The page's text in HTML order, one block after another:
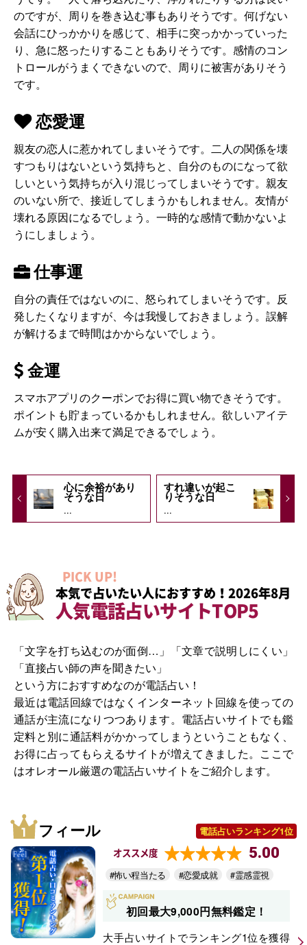
のですが、周りを巻き込む事もありそうです。何げない
会話にひっかかりを感じて、相手に突っかかっていった
り、急に怒ったりすることもありそうです。感情のコン
トロールがうまくできないので、周りに被害がありそう
です。
恋愛運
親友の恋人に惹かれてしまいそうです。二人の関係を壊
すつもりはないという気持ちと、自分のものになって欲
しいという気持ちが入り混じってしまいそうです。親友
のいない所で、接近してしまうかもしれません。友情が
壊れる原因になるでしょう。一時的な感情で動かないよ
うにしましょう。
仕事運
自分の責任ではないのに、怒られてしまいそうです。反
発したくなりますが、今は我慢しておきましょう。誤解
が解けるまで時間はかからないでしょう。
金運
スマホアプリのクーポンでお得に買い物できそうです。
ポイントも貯まっているかもしれません。欲しいアイテ
ムが安く購入出来て満足できるでしょう。
心に余裕があり
そうな日
...
すれ違いが起こ
りそうな日
...
PICK UP!
本気で占いたい人におすすめ！2026年8月
人気電話占いサイトTOP5
「文字を打ち込むのが面倒…」「文章で説明しにくい」
「直接占い師の声を聞きたい」
という方におすすめなのが電話占い！
最近は電話回線ではなくインターネット回線を使っての
通話が主流になりつつあります。電話占いサイトでも鑑
定料と別に通話料がかかってしまうということもなく、
お得に占ってもらえるサイトが増えてきました。ここで
はオレオール厳選の電話占いサイトをご紹介します。
フィール 電話占いランキング1位
オススメ度 5.00
#怖い程当たる #恋愛成就 #霊感霊視
初回最大9,000円無料鑑定！
大手占いサイトでランキング1位を獲得